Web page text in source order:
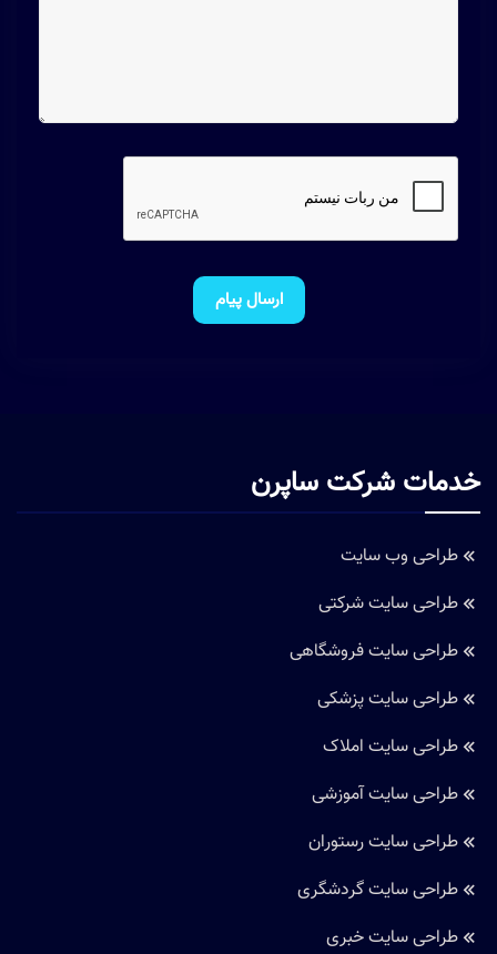
ارسال پیام
خدمات شرکت ساپرن
طراحی وب سایت
طراحی سایت شرکتی
طراحی سایت فروشگاهی
طراحی سایت پزشکی
طراحی سایت املاک
طراحی سایت آموزشی
طراحی سایت رستوران
طراحی سایت گردشگری
طراحی سایت خبری